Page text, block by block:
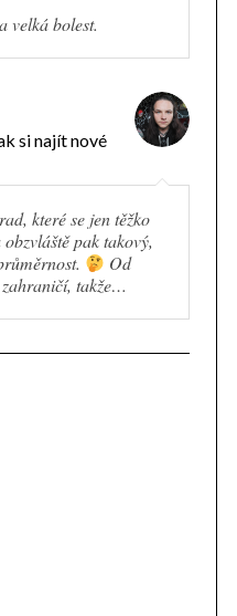
velká bolest.
si najít nové
které se jen těžko
pak takový,
Od
takže…